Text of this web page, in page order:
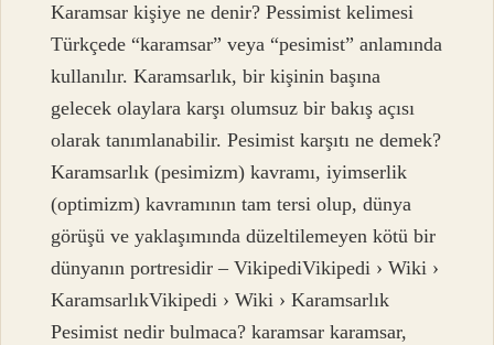
Karamsar kişiye ne denir? Pessimist kelimesi
Türkçede “karamsar” veya “pesimist” anlamında
kullanılır. Karamsarlık, bir kişinin başına
gelecek olaylara karşı olumsuz bir bakış açısı
olarak tanımlanabilir. Pesimist karşıtı ne demek?
Karamsarlık (pesimizm) kavramı, iyimserlik
(optimizm) kavramının tam tersi olup, dünya
görüşü ve yaklaşımında düzeltilemeyen kötü bir
dünyanın portresidir – VikipediVikipedi › Wiki ›
KaramsarlıkVikipedi › Wiki › Karamsarlık
Pesimist nedir bulmaca? karamsar karamsar,